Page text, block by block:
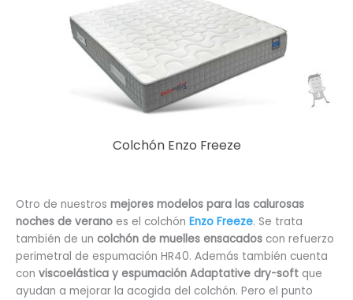
Colchón Enzo Freeze
Otro de nuestros mejores modelos para las calurosas
noches de verano es el colchón Enzo Freeze. Se trata
también de un colchón de muelles ensacados con refuerzo
perimetral de espumación HR40. Además también cuenta
con viscoelástica y espumación Adaptative dry-soft que
ayudan a mejorar la acogida del colchón. Pero el punto